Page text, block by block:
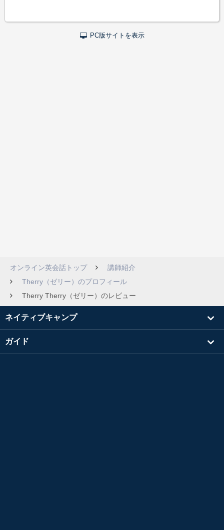
PC版サイトを表示
オンライン英会話トップ
講師紹介
Therry（ゼリー）のプロフィール
Therry Therry（ゼリー）のレビュー
ネイティブキャンプ
ガイド